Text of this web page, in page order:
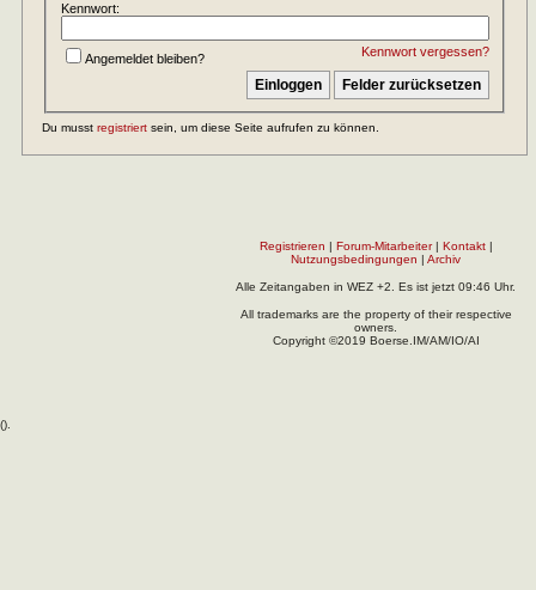
Kennwort:
Kennwort vergessen?
Angemeldet bleiben?
Du musst registriert sein, um diese Seite aufrufen zu können.
Registrieren | Forum-Mitarbeiter| Kontakt|
Nutzungsbedingungen | Archiv
Alle Zeitangaben in WEZ +2. Es ist jetzt 09:46 Uhr.
All trademarks are the property of their respective
owners.
Copyright ©2019 Boerse.IM/AM/IO/AI
().